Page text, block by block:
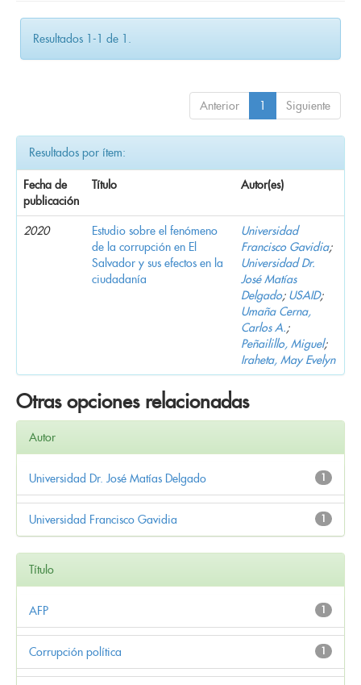
Resultados 1-1 de 1.
Anterior 1 Siguiente
Resultados por ítem:
Fecha de
publicación
Título Autor(es)
2020
Estudio sobre el fenómeno
de la corrupción en El
Salvador y sus efectos en la
ciudadanía
Universidad
Francisco Gavidia;
Universidad Dr.
José Matías
Delgado; USAID;
Umaña Cerna,
Carlos A.;
Peñailillo, Miguel;
Iraheta, May Evelyn
Otras opciones relacionadas
Autor
1
Universidad Dr. José Matías Delgado
1
Universidad Francisco Gavidia
Título
1
AFP
1
Corrupción política